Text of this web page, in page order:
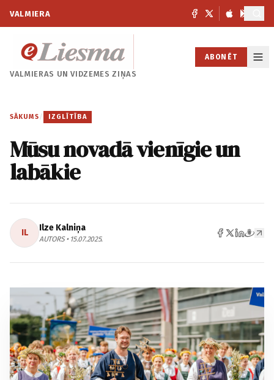
VALMIERA
VALMIERAS UNVIDZEMES ZIŅAS
ABONĒT
SĀKUMS / IZGLĪTĪBA
Mūsu novadā vienīgie un
labākie
IL Ilze Kalniņa
AUTORS • 15.07.2025.